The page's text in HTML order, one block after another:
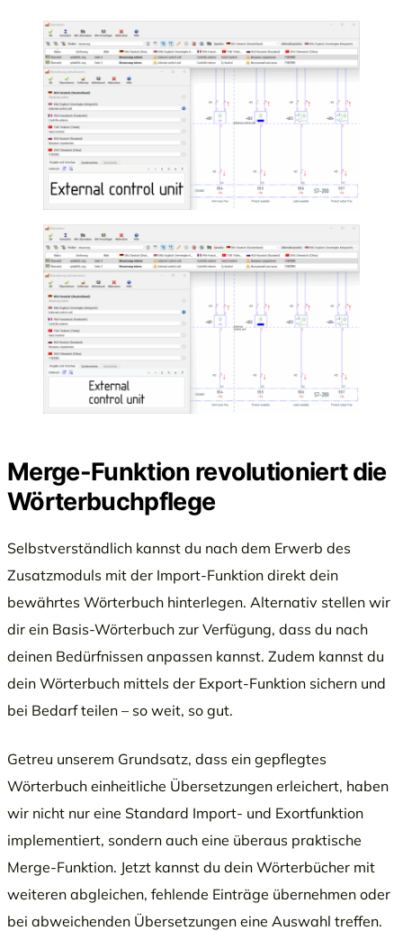
Merge-Funktion revolutioniert die
Wörterbuchpflege
Selbstverständlich kannst du nach dem Erwerb des
Zusatzmoduls mit der Import-Funktion direkt dein
bewährtes Wörterbuch hinterlegen. Alternativ stellen wir
dir ein Basis-Wörterbuch zur Verfügung, dass du nach
deinen Bedürfnissen anpassen kannst. Zudem kannst du
dein Wörterbuch mittels der Export-Funktion sichern und
bei Bedarf teilen – so weit, so gut.
Getreu unserem Grundsatz, dass ein gepflegtes
Wörterbuch einheitliche Übersetzungen erleichert, haben
wir nicht nur eine Standard Import- und Exortfunktion
implementiert, sondern auch eine überaus praktische
Merge-Funktion. Jetzt kannst du dein Wörterbücher mit
weiteren abgleichen, fehlende Einträge übernehmen oder
bei abweichenden Übersetzungen eine Auswahl treffen.